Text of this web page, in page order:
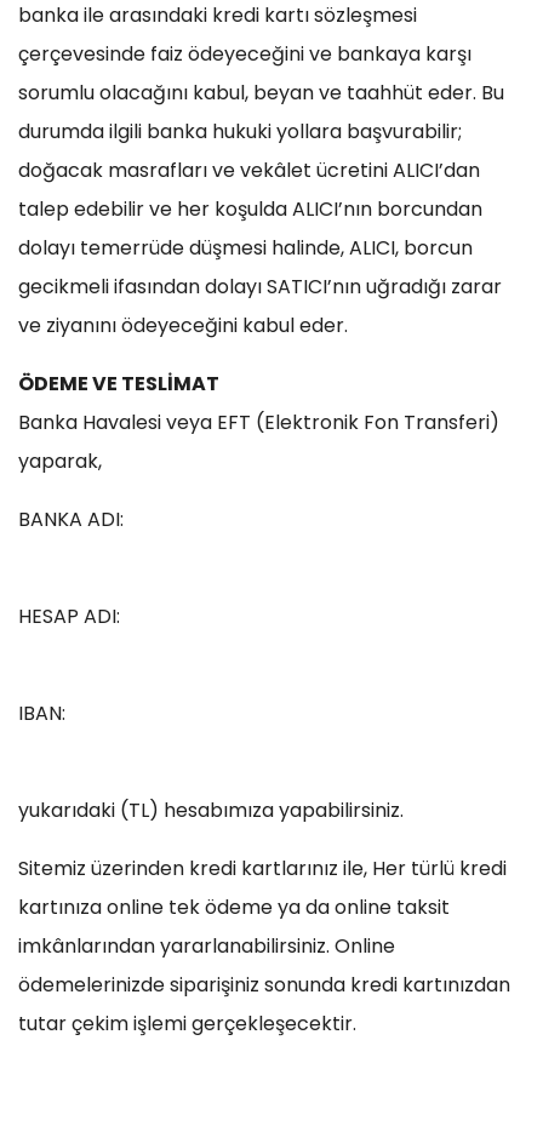
banka ile arasındaki kredi kartı sözleşmesi
çerçevesinde faiz ödeyeceğini ve bankaya karşı
sorumlu olacağını kabul, beyan ve taahhüt eder. Bu
durumda ilgili banka hukuki yollara başvurabilir;
doğacak masrafları ve vekâlet ücretini ALICI’dan
talep edebilir ve her koşulda ALICI’nın borcundan
dolayı temerrüde düşmesi halinde, ALICI, borcun
gecikmeli ifasından dolayı SATICI’nın uğradığı zarar
ve ziyanını ödeyeceğini kabul eder.
ÖDEME VE TESLİMAT
Banka Havalesi veya EFT (Elektronik Fon Transferi)
yaparak,
BANKA ADI:
HESAP ADI:
IBAN:
yukarıdaki (TL) hesabımıza yapabilirsiniz.
Sitemiz üzerinden kredi kartlarınız ile, Her türlü kredi
kartınıza online tek ödeme ya da online taksit
imkânlarından yararlanabilirsiniz. Online
ödemelerinizde siparişiniz sonunda kredi kartınızdan
tutar çekim işlemi gerçekleşecektir.